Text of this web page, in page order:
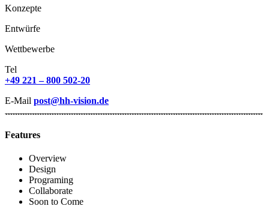
Konzepte
Entwürfe
Wettbewerbe
Tel
+49 221 – 800 502-20
E-Mail post@hh-vision.de
Features
Overview
Design
Programing
Collaborate
Soon to Come